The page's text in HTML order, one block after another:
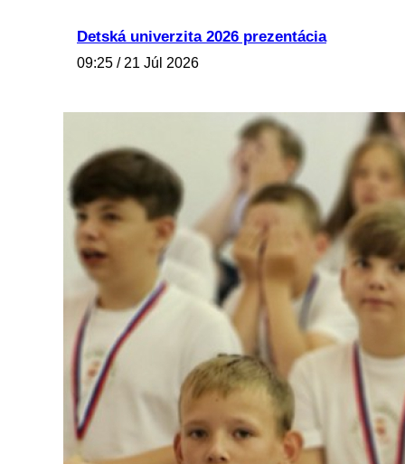
Detská univerzita 2026 prezentácia
09:25 / 21 Júl 2026